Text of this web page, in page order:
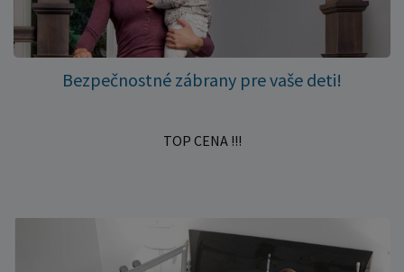
Bezpečnostné zábrany pre vaše deti!
TOP CENA !!!